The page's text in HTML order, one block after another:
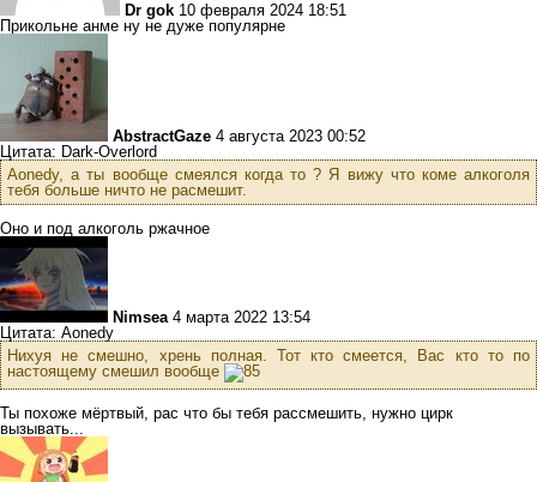
Dr gok 10 февраля 2024 18:51
Прикольне анме ну не дуже популярне
AbstractGaze 4 августа 2023 00:52
Цитата: Dark-Overlord
Aonedy, а ты вообще смеялся когда то ? Я вижу что коме алкоголя
тебя больше ничто не расмешит.
Оно и под алкоголь ржачное
Nimsea 4 марта 2022 13:54
Цитата: Aonedy
Нихуя не смешно, хрень полная. Тот кто смеется, Вас кто то по
настоящему смешил вообще
Ты похоже мёртвый, рас что бы тебя рассмешить, нужно цирк
вызывать...